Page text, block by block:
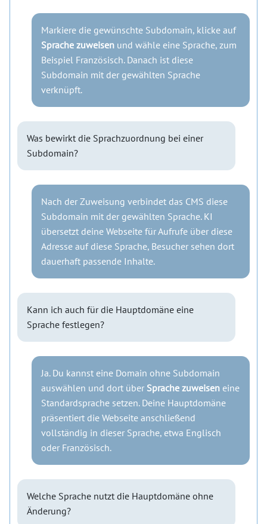
Markiere die gewünschte Subdomain, klicke auf
Sprache zuweisen und wähle eine Sprache, zum
Beispiel Französisch. Danach ist diese
Subdomain mit der gewählten Sprache
verknüpft.
Was bewirkt die Sprachzuordnung bei einer
Subdomain?
Nach der Zuweisung verbindet das CMS diese
Subdomain mit der gewählten Sprache. KI
übersetzt deine Webseite für Aufrufe über diese
Adresse auf diese Sprache, Besucher sehen dort
dauerhaft passende Inhalte.
Kann ich auch für die Hauptdomäne eine
Sprache festlegen?
Ja. Du kannst eine Domain ohne Subdomain
auswählen und dort über Sprache zuweisen eine
Standardsprache setzen. Deine Hauptdomäne
präsentiert die Webseite anschließend
vollständig in dieser Sprache, etwa Englisch
oder Französisch.
Welche Sprache nutzt die Hauptdomäne ohne
Änderung?